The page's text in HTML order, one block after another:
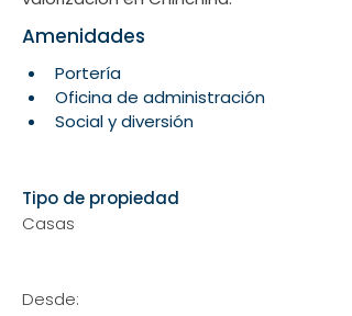
Amenidades
Tipo de propiedad
Casas
Desde: